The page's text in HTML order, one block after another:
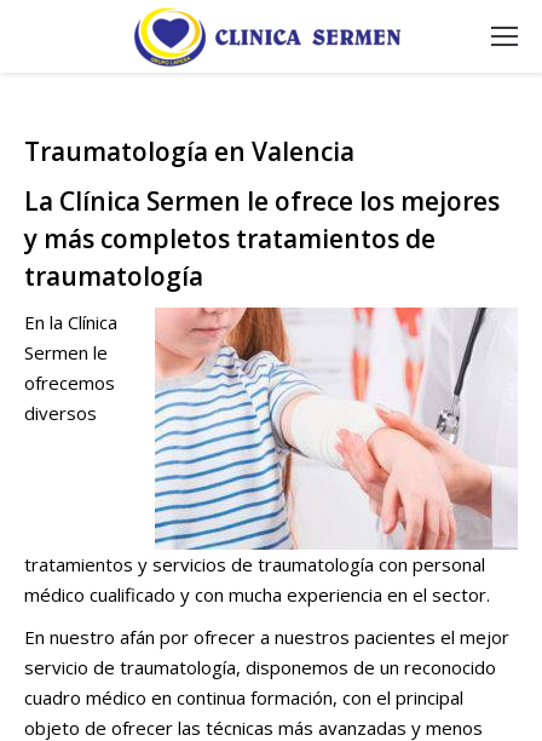
Traumatología en Valencia
La Clínica Sermen le ofrece los mejores
y más completos tratamientos de
traumatología
En la Clínica
Sermen le
ofrecemos
diversos
tratamientos y servicios de traumatología con personal
médico cualificado y con mucha experiencia en el sector.
En nuestro afán por ofrecer a nuestros pacientes el mejor
servicio de traumatología, disponemos de un reconocido
cuadro médico en continua formación, con el principal
objeto de ofrecer las técnicas más avanzadas y menos